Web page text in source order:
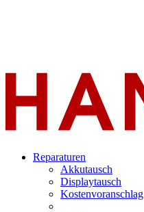
Reparaturen
Akkutausch
Displaytausch
Kostenvoranschlag